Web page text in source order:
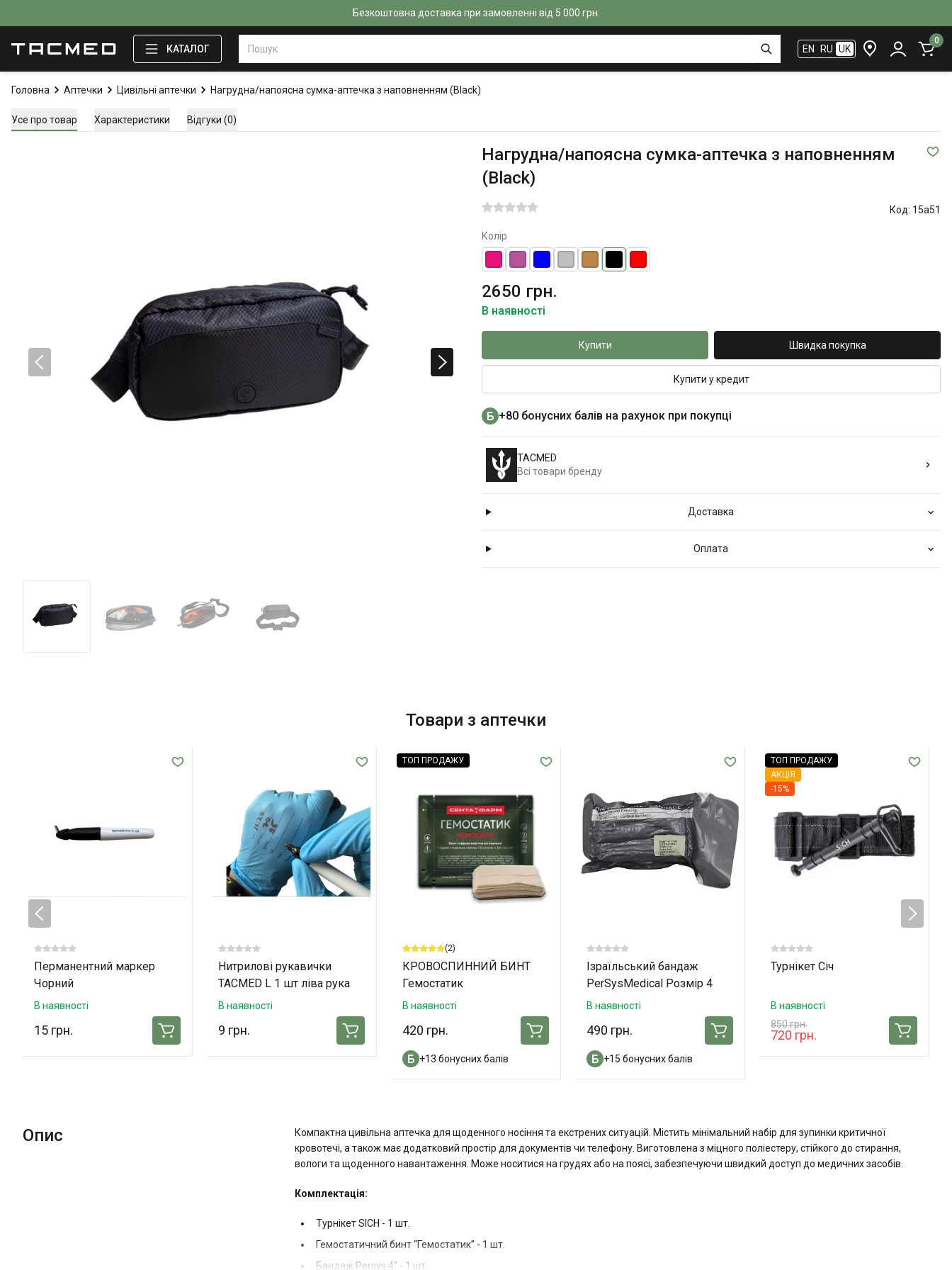
Безкоштовна доставка при замовленні від 5 000 грн.
КАТАЛОГ EN RU UK
0
Головна Аптечки Цивільні аптечки Нагрудна/напоясна сумка-аптечка з наповненням (Black)
Усе про товар Характеристики Відгуки (0)
Нагрудна/напоясна сумка-аптечка з наповненням
(Black)
Код: 15a51
Колір
2650 грн.
В наявності
Купити Швидка покупка
Купити у кредит
+80 бонусних балів на рахунок при покупці
TACMED
Всі товари бренду
Доставка
Оплата
Товари з аптечки
Перманентний маркер
Чорний
В наявності
15 грн.
Нитрилові рукавички
TACMED L 1 шт ліва рука
В наявності
9 грн.
ТОП ПРОДАЖУ
(2)
КРОВОСПИННИЙ БИНТ
Гемостатик
В наявності
420 грн.
+13 бонусних балів
Ізраїльський бандаж
PerSysMedical Розмір 4
В наявності
490 грн.
+15 бонусних балів
ТОП ПРОДАЖУ
АКЦІЯ
-15%
Турнікет Січ
В наявності
850 грн.
720 грн.
Опис
Компактна цивільна аптечка для щоденного носіння та екстрених ситуацій. Містить мінімальний набір для зупинки критичної
кровотечі, а також має додатковий простір для документів чи телефону. Виготовлена з міцного поліестеру, стійкого до стирання,
вологи та щоденного навантаження. Може носитися на грудях або на поясі, забезпечуючи швидкий доступ до медичних засобів.
Комплектація:
Турнікет SICH - 1 шт.
Гемостатичний бинт “Гемостатик” - 1 шт.
Бандаж Persys 4" - 1 шт.